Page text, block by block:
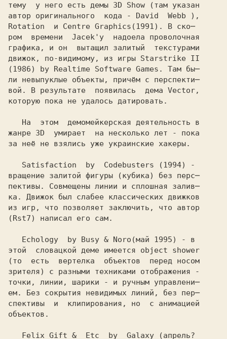
тему  у него есть демы 3D Show (там указан
автор оригинального  кода - David  Webb ),
Rotation  и Centre Graphics
ром  времени  Jacek'у  надоела проволочная
графика, и он  вытащил залитый  текстурами
движок, по-видимому, из игры Starstrike II
(1986) by Realtime Software Games. Там бы─
ли невыпуклые объекты, причём с перспекти─
вой. В результате  появилась  дема Vector,
которую пока не удалось датировать.
жанре 3D  умирает  на несколько лет - пока
за неё не взялись уже украинские хакеры.
   Satisfaction  by  Codebusters
вращение залитой фигуры (кубика) без перс─
пективы. Совмещены линии и сплошная залив─
ка. Движок был слабее классических движков
из игр, что позволяет заключить, что автор
(Rst7) написал его сам.
   Echology  by Busy & Noro
этой  словацкой деме имеется object shower
(то  есть  вертелка  объектов  перед носом
зрителя) с разными техниками отображения -
точки, линии, шарики - и ручным управлени─
ем. Без сокрытия невидимых линий, без пер─
спективы  и  клипирования, но  с анимацией
объектов.
   Felix Gift &  Etc  by  Galaxy